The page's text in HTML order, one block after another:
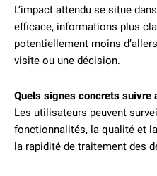
L’impact attendu se situe
efficace, informations plus
potentiellement moins
visite ou une décision.
Quels signes concrets suivre
Les utilisateurs peuvent
fonctionnalités, la qualité et
la rapidité de traitement des